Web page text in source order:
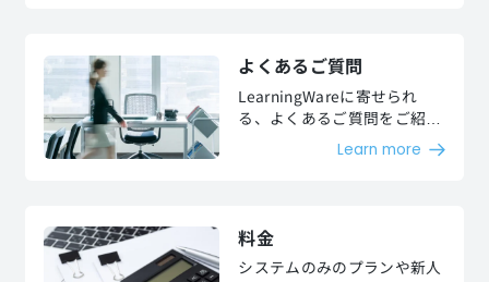
よくあるご質問
LearningWareに寄せられ
る、よくあるご質問をご紹介
Learn more
料金
システムのみのプランや新人